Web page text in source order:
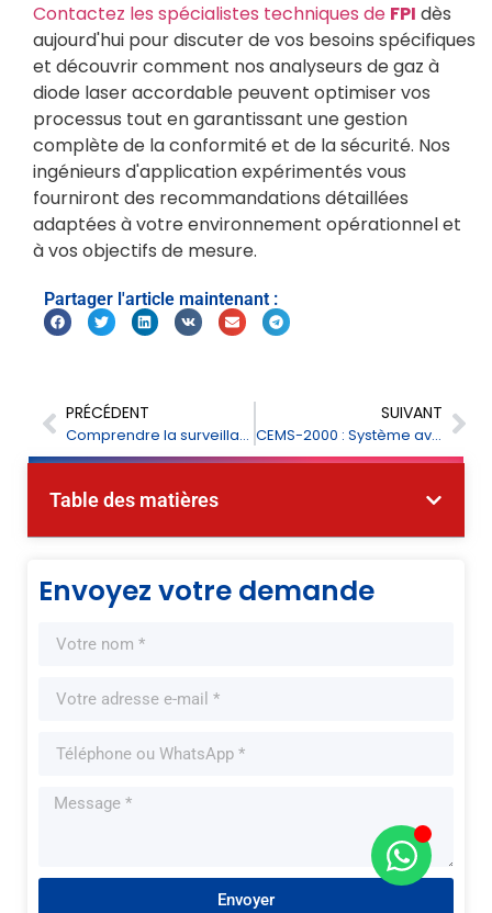
Contactez les spécialistes techniques de FPI dès
aujourd'hui pour discuter de vos besoins spécifiques
et découvrir comment nos analyseurs de gaz à
diode laser accordable peuvent optimiser vos
processus tout en garantissant une gestion
complète de la conformité et de la sécurité. Nos
ingénieurs d'application expérimentés vous
fourniront des recommandations détaillées
adaptées à votre environnement opérationnel et
à vos objectifs de mesure.
Partager l'article maintenant :
PRÉCÉDENT
Comprendre la surveillance des gaz à effet de serre : Importance et technologies
SUIVANT
CEMS-2000 : Système avancé de surveillance continue des émissions pour une détection précise des gaz
Table des matières
Envoyez votre demande
Envoyer